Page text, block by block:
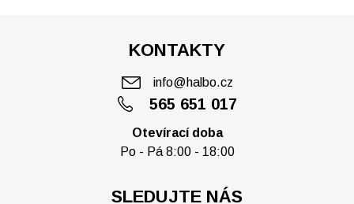
KONTAKTY
565 651 017
info@halbo.cz
Otevírací doba
Po - Pá 8:00 - 18:00
SLEDUJTE NÁS